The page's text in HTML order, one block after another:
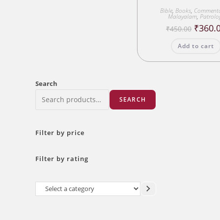
Bible,Books,
Malayalam,
₹450.00 Original
price
₹450.00.
₹
Add to cart
Search
SEARCH
Filter by price
Filter by rating
Select